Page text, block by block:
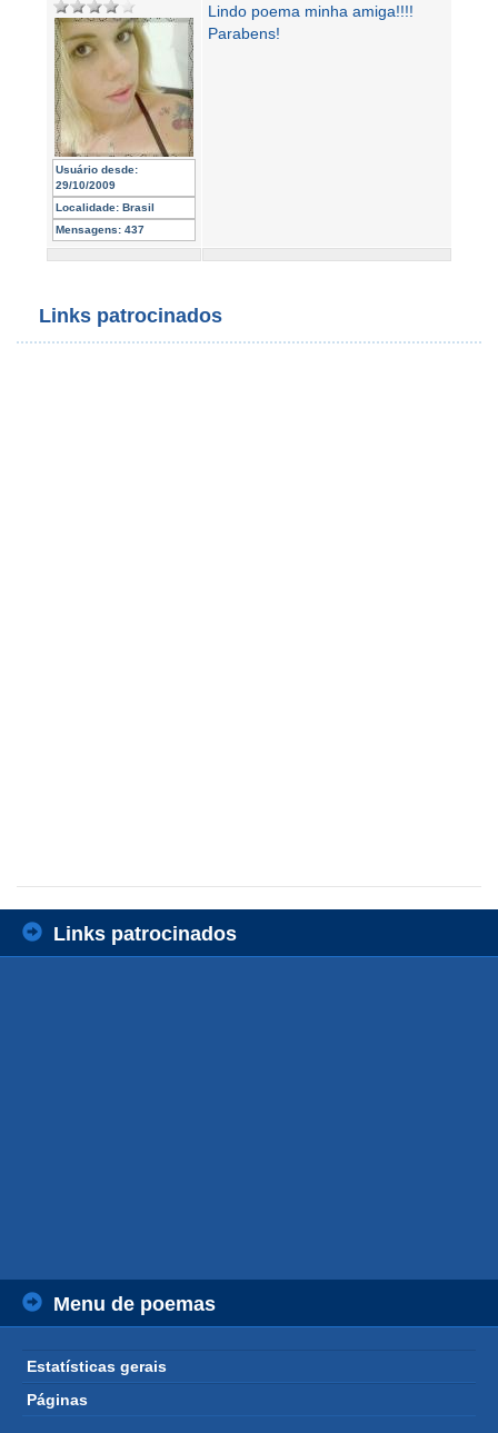
Usuário desde:
29/10/2009
Localidade: Brasil
Mensagens: 437
Lindo poema minha amiga!!!!
Parabens!
Links patrocinados
Links patrocinados
Menu de poemas
Estatísticas gerais
Páginas